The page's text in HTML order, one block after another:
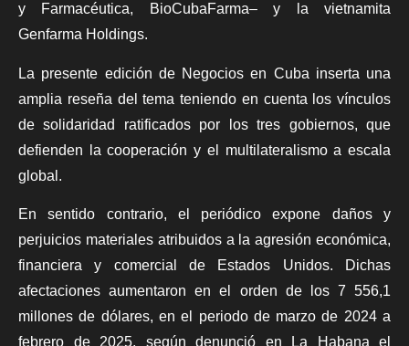
y Farmacéutica, BioCubaFarma– y la vietnamita
Genfarma Holdings.
La presente edición de Negocios en Cuba inserta una
amplia reseña del tema teniendo en cuenta los vínculos
de solidaridad ratificados por los tres gobiernos, que
defienden la cooperación y el multilateralismo a escala
global.
En sentido contrario, el periódico expone daños y
perjuicios materiales atribuidos a la agresión económica,
financiera y comercial de Estados Unidos. Dichas
afectaciones aumentaron en el orden de los 7 556,1
millones de dólares, en el periodo de marzo de 2024 a
febrero de 2025, según denunció en La Habana el